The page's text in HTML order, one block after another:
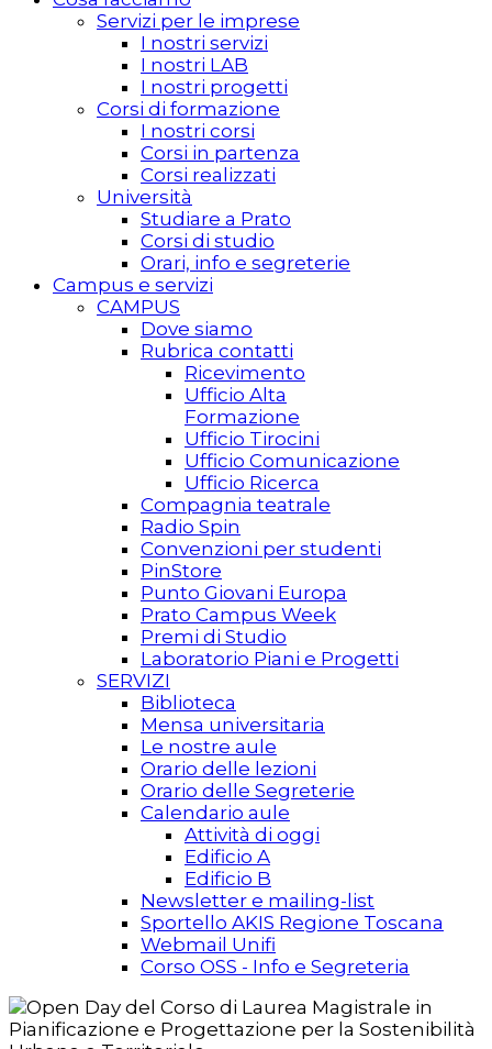
Servizi per le imprese
I nostri servizi
I nostri LAB
I nostri progetti
Corsi di formazione
I nostri corsi
Corsi in partenza
Corsi realizzati
Università
Studiare a Prato
Corsi di studio
Orari, info e segreterie
Campus e servizi
CAMPUS
Dove siamo
Rubrica contatti
Ricevimento
Ufficio Alta
Formazione
Ufficio Tirocini
Ufficio Comunicazione
Ufficio Ricerca
Compagnia teatrale
Radio Spin
Convenzioni per studenti
PinStore
Punto Giovani Europa
Prato Campus Week
Premi di Studio
Laboratorio Piani e Progetti
SERVIZI
Biblioteca
Mensa universitaria
Le nostre aule
Orario delle lezioni
Orario delle Segreterie
Calendario aule
Attività di oggi
Edificio A
Edificio B
Newsletter e mailing-list
Sportello AKIS Regione Toscana
Webmail Unifi
Corso OSS - Info e Segreteria